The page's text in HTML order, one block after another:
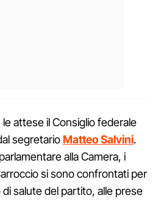
attese il Consiglio federale
segretarioMatteo Salvini.
alla Camera, i
si sono confrontati per
salute del partito, alle prese